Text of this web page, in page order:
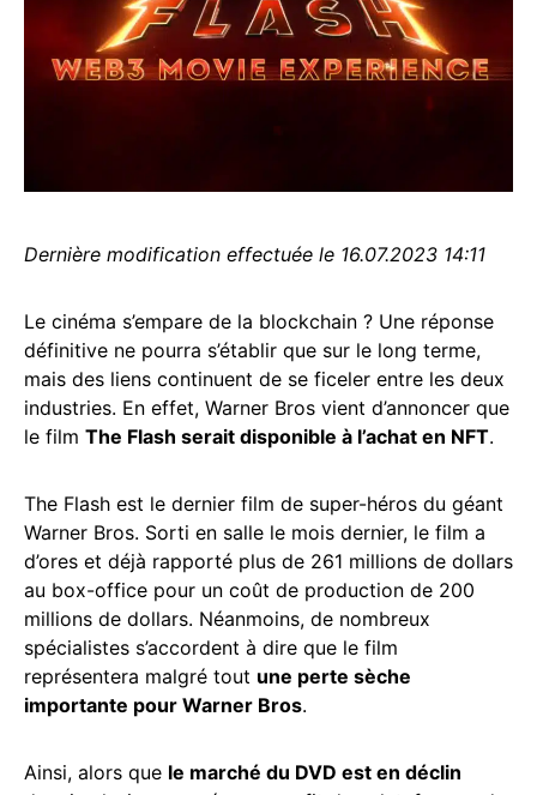
Dernière modification effectuée le 16.07.2023 14:11
Le cinéma s’empare de la blockchain ? Une réponse
définitive ne pourra s’établir que sur le long terme,
mais des liens continuent de se ficeler entre les deux
industries. En effet, Warner Bros vient d’annoncer que
le film The Flash serait disponible à l’achat en NFT.
The Flash est le dernier film de super-héros du géant
Warner Bros. Sorti en salle le mois dernier, le film a
d’ores et déjà rapporté plus de 261 millions de dollars
au box-office pour un coût de production de 200
millions de dollars. Néanmoins, de nombreux
spécialistes s’accordent à dire que le film
représentera malgré tout une perte sèche
importante pour Warner Bros.
Ainsi, alors que le marché du DVD est en déclin